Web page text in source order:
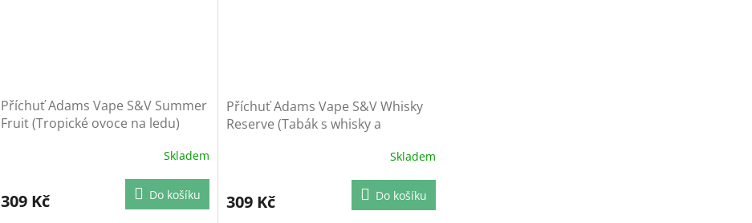
Příchuť Adams Vape S&V Summer
Fruit (Tropické ovoce na ledu)
Skladem
309 Kč Do košíku
Příchuť Adams Vape S&V Whisky
Reserve (Tabák s whisky a
Skladem
309 Kč Do košíku